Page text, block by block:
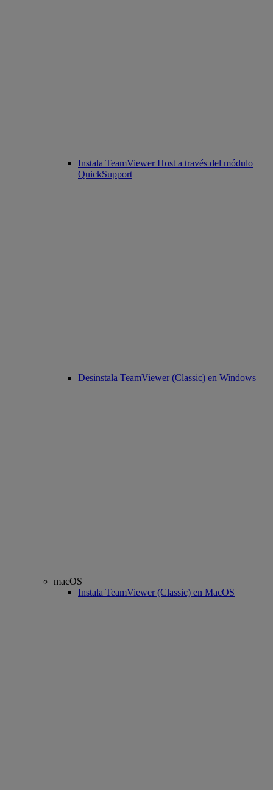
Instala TeamViewer Host a través del módulo
QuickSupport
Desinstala TeamViewer (Classic) en Windows
macOS
Instala TeamViewer (Classic) en MacOS